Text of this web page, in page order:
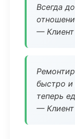
Всегда
—
быстро и
теперь
—